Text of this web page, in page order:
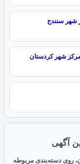
مرکز شهر کردستان
آگهی
روی دسته‌بندی مربوطه